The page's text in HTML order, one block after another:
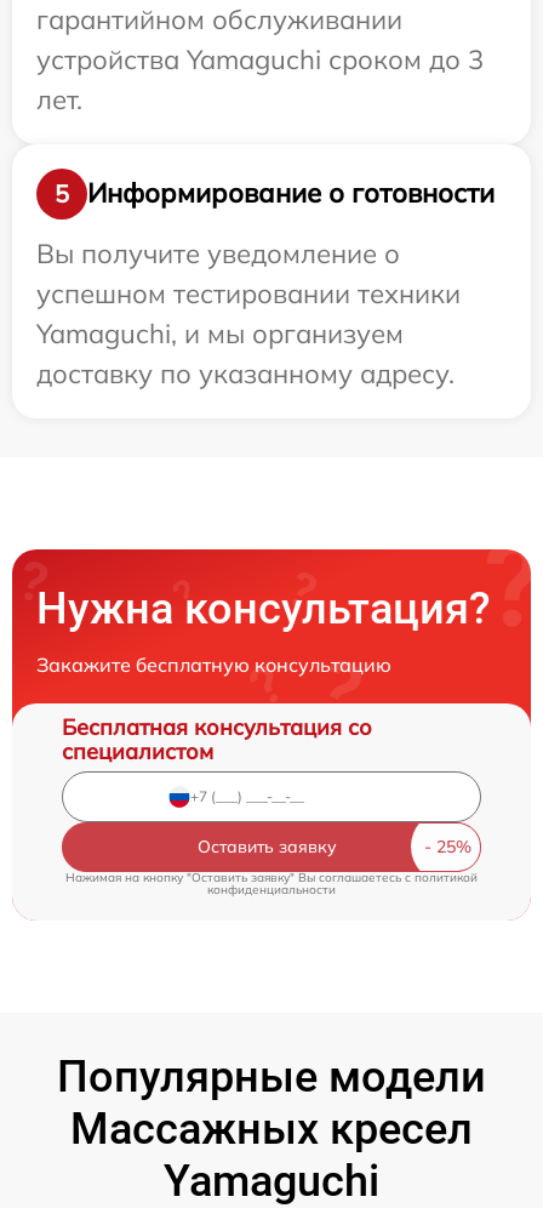
гарантийном обслуживании
устройства Yamaguchi сроком до 3
лет.
5
Информирование о готовности
Вы получите уведомление о
успешном тестировании техники
Yamaguchi, и мы организуем
доставку по указанному адресу.
Нужна консультация?
Закажите бесплатную консультацию
Бесплатная консультация со
специалистом
Оставить заявку
Нажимая на кнопку "Оставить заявку" Вы соглашаетесь cполитикой
конфиденциальности
Популярные модели
Массажных кресел
Yamaguchi